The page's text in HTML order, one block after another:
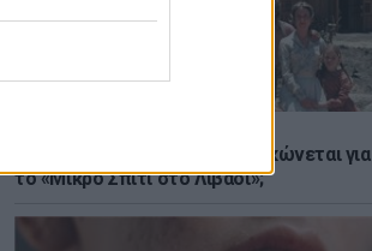
Explainer: Γιατί η Αμερική τσακώνεται για
το «Μικρό Σπίτι στο Λιβάδι»;